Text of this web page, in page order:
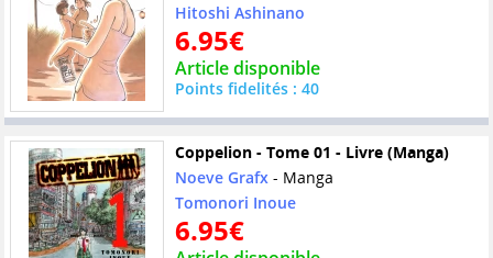
Hitoshi Ashinano
6.95€
Article disponible
Points fidelités : 40
Coppelion - Tome 01 - Livre (Manga)
Noeve Grafx- Manga
Tomonori Inoue
6.95€